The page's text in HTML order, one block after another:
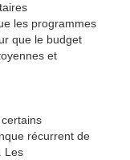
les programmes
que le budget
et
récurrent de
Les